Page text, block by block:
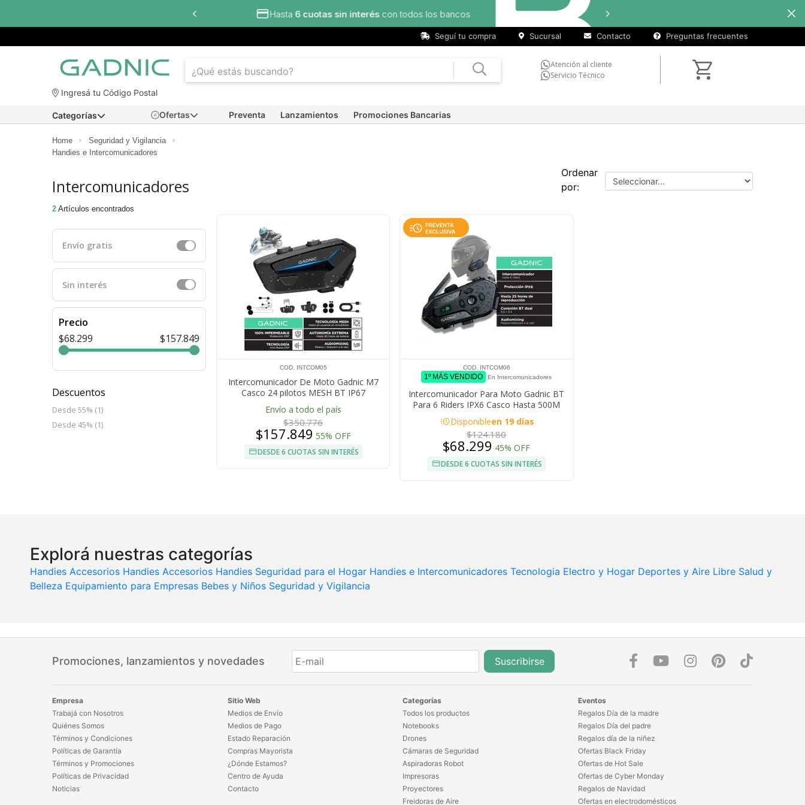
6 cuotas sin interéscon todos los bancos
Seguí tu compra Sucursal Contacto Preguntas frecuentes
Atención al cliente
Servicio Técnico
Ingresá tu Código Postal
Ofertas Preventa Lanzamientos Promociones Bancarias
Categorías
Home
Seguridad y Vigilancia
Handies e Intercomunicadores
Intercomunicadores
2 Artículos encontrados
Envío gratis
Sin interés
Precio
$68.299
$157.849
Descuentos
Desde 55% (1)
Desde 45% (1)
Ordenar
por:
COD. INTCOM05
Intercomunicador De Moto Gadnic M7
Casco 24 pilotos MESH BT IP67
Cancelación DSP
Envío a todo el país
$350.776
$157.849 55% OFF
DESDE 6 CUOTAS SIN INTERÉS
COD. INTCOM06
1º MÁS VENDIDO En Intercomunicadores
Intercomunicador Para Moto Gadnic BT
Para 6 Riders IPX6 Casco Hasta 500M
acuteDisponibleen 19 días
$124.180
$68.299 45% OFF
DESDE 6 CUOTAS SIN INTERÉS
Explorá nuestras categorías
Handies Accesorios Handies Accesorios Handies Seguridad para el Hogar Handies e Intercomunicadores Tecnologia Electro y Hogar Deportes y Aire Libre Salud y
Belleza Equipamiento para Empresas Bebes y Niños Seguridad y Vigilancia
Promociones, lanzamientos y novedades Suscribirse
Empresa
Trabajá con Nosotros
Quiénes Somos
Términos y Condiciones
Políticas de Garantía
Términos y Promociones
Políticas de Privacidad
Noticias
Sitio Web
Medios de Envío
Medios de Pago
Estado Reparación
Compras Mayorista
¿Dónde Estamos?
Centro de Ayuda
Contacto
Categorías
Todos los productos
Notebooks
Drones
Cámaras de Seguridad
Aspiradoras Robot
Impresoras
Proyectores
Freidoras de Aire
Eventos
Regalos Día de la madre
Regalos Día del padre
Regalos día de la niñez
Ofertas Black Friday
Ofertas de Hot Sale
Ofertas de Cyber Monday
Regalos de Navidad
Ofertas en electrodomésticos